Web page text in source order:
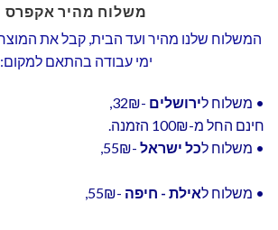
משלוח מהיר אקפרס
ימי עבודה בהתאם למקום:
• משלוח לירושלים -32₪,
חינם החל מ-100₪ הזמנה.
• משלוח לכל ישראל -55₪,
• משלוח לאילת - חיפה -55₪,